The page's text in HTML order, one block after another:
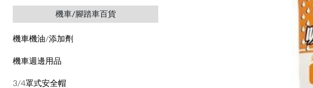
機車/腳踏車百貨
機車機油/添加劑
機車週邊用品
3/4罩式安全帽